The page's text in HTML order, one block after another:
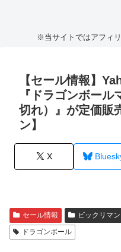
※当サイトではアフィ
【セール情報】
『ドラゴンボー
切れ）』が定価販
ン】
X
セール情報 ビックリマン
ドラゴンボール